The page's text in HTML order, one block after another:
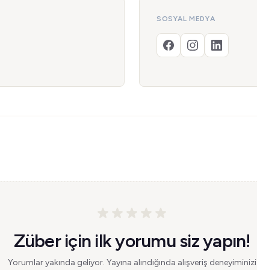
SOSYAL MEDYA
Züber için ilk yorumu siz yapın!
Yorumlar yakında geliyor. Yayına alındığında alışveriş deneyiminizi